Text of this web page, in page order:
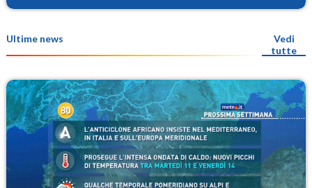
Ultime news
Vedi
tutte